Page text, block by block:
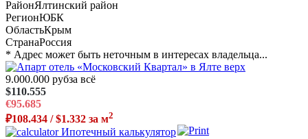
РайонЯлтинский район
РегионЮБК
ОбластьКрым
СтранаРоссия
* Адрес может быть неточным в интересах владельца...
9.000.000 рубза всё
$110.555
€95.685
₽108.434 / $1.332 за м2
Ипотечный калькулятор